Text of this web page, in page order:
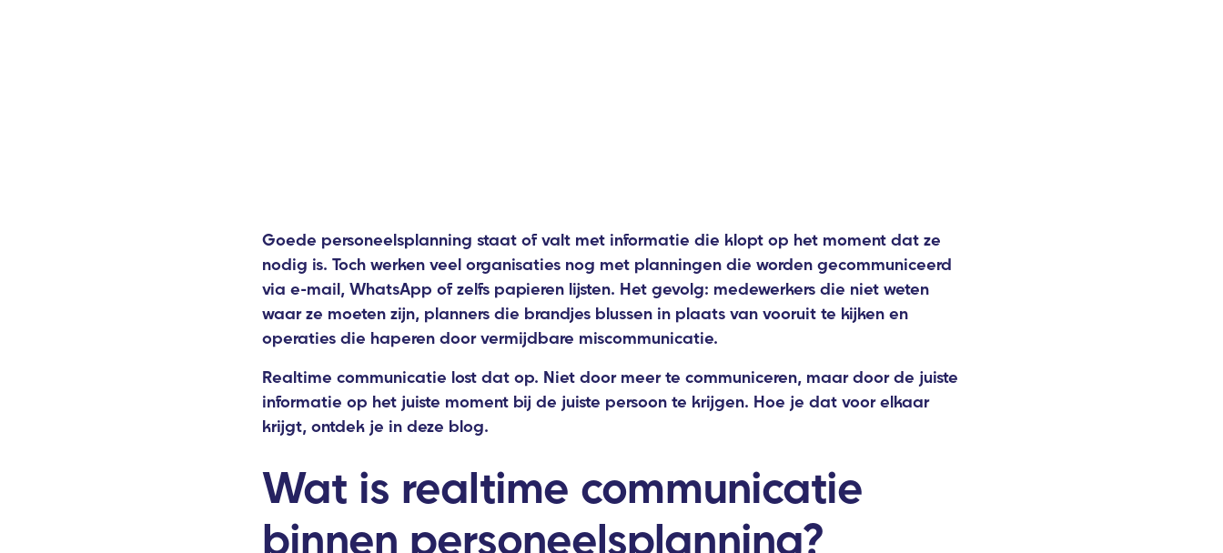
Goede personeelsplanning staat of valt met informatie die klopt op het moment dat ze
nodig is. Toch werken veel organisaties nog met planningen die worden gecommuniceerd
via e-mail, WhatsApp of zelfs papieren lijsten. Het gevolg: medewerkers die niet weten
waar ze moeten zijn, planners die brandjes blussen in plaats van vooruit te kijken en
operaties die haperen door vermijdbare miscommunicatie.
Realtime communicatie lost dat op. Niet door meer te communiceren, maar door de juiste
informatie op het juiste moment bij de juiste persoon te krijgen. Hoe je dat voor elkaar
krijgt, ontdek je in deze blog.
Wat is realtime communicatie
binnen personeelsplanning?